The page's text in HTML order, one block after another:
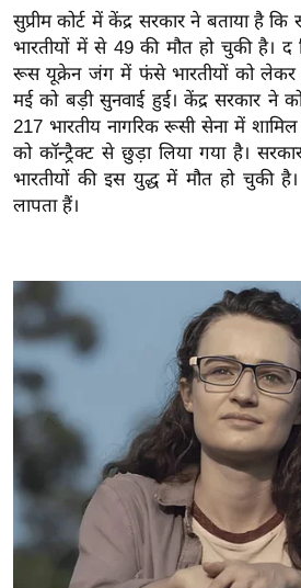
त
वि
शे
ष
ज्ञ
रा
य
ट
खे
ल
क्रि
के
P
L
2
सुप्रीम कोर्ट में केंद्र सरकार ने बताया है
भारतीयों में से 49 की मौत हो चुकी है। द
रूस यूक्रेन जंग में फंसे भारतीयों को लेकर
मई को बड़ी सुनवाई हुई। केंद्र सरकार ने
217 भारतीय नागरिक रूसी सेना में
को कॉन्ट्रैक्ट से छुड़ा लिया गया है।
भारतीयों की इस युद्ध में मौत हो चुकी
लापता हैं।